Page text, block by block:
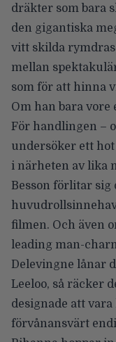
dräkter som bara
den gigantiska
vitt skilda
mellan
som för att hinna
Om han bara
För handlingen –
undersöker ett
i närheten av lika
Besson förlitar sig
filmen. Och även
leading man-
Delevingne lånar
Leeloo, så räcker
designade att
förvånansvärt